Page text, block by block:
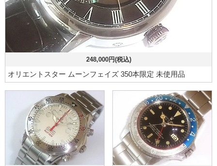
248,000円(税込)
オリエントスター ムーンフェイズ 350本限定 未使用品